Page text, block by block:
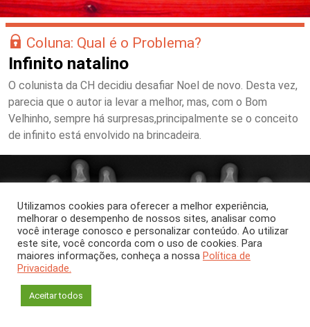
Coluna: Qual é o Problema?
Infinito natalino
O colunista da CH decidiu desafiar Noel de novo. Desta vez,
parecia que o autor ia levar a melhor, mas, com o Bom
Velhinho, sempre há surpresas,principalmente se o conceito
de infinito está envolvido na brincadeira.
Utilizamos cookies para oferecer a melhor experiência,
melhorar o desempenho de nossos sites, analisar como
você interage conosco e personalizar conteúdo. Ao utilizar
este site, você concorda com o uso de cookies. Para
maiores informações, conheça a nossa Política de
Privacidade.
Aceitar todos